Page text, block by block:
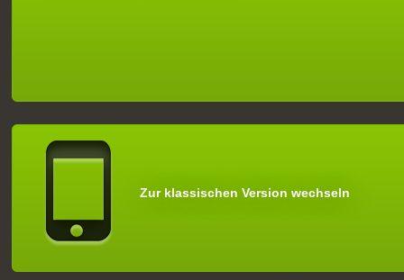
Zur klassischen Version wechseln